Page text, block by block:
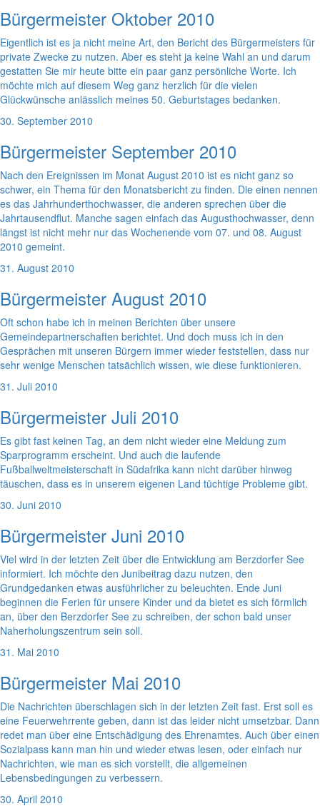
Bürgermeister Oktober 2010
Eigentlich ist es ja nicht meine Art, den Bericht des Bürgermeisters für
private Zwecke zu nutzen. Aber es steht ja keine Wahl an und darum
gestatten Sie mir heute bitte ein paar ganz persönliche Worte. Ich
möchte mich auf diesem Weg ganz herzlich für die vielen
Glückwünsche anlässlich meines 50. Geburtstages bedanken.
30. September 2010
Bürgermeister September 2010
Nach den Ereignissen im Monat August 2010 ist es nicht ganz so
schwer, ein Thema für den Monatsbericht zu finden. Die einen nennen
es das Jahrhunderthochwasser, die anderen sprechen über die
Jahrtausendflut. Manche sagen einfach das Augusthochwasser, denn
längst ist nicht mehr nur das Wochenende vom 07. und 08. August
2010 gemeint.
31. August 2010
Bürgermeister August 2010
Oft schon habe ich in meinen Berichten über unsere
Gemeindepartnerschaften berichtet. Und doch muss ich in den
Gesprächen mit unseren Bürgern immer wieder feststellen, dass nur
sehr wenige Menschen tatsächlich wissen, wie diese funktionieren.
31. Juli 2010
Bürgermeister Juli 2010
Es gibt fast keinen Tag, an dem nicht wieder eine Meldung zum
Sparprogramm erscheint. Und auch die laufende
Fußballweltmeisterschaft in Südafrika kann nicht darüber hinweg
täuschen, dass es in unserem eigenen Land tüchtige Probleme gibt.
30. Juni 2010
Bürgermeister Juni 2010
Viel wird in der letzten Zeit über die Entwicklung am Berzdorfer See
informiert. Ich möchte den Junibeitrag dazu nutzen, den
Grundgedanken etwas ausführlicher zu beleuchten. Ende Juni
beginnen die Ferien für unsere Kinder und da bietet es sich förmlich
an, über den Berzdorfer See zu schreiben, der schon bald unser
Naherholungszentrum sein soll.
31. Mai 2010
Bürgermeister Mai 2010
Die Nachrichten überschlagen sich in der letzten Zeit fast. Erst soll es
eine Feuerwehrrente geben, dann ist das leider nicht umsetzbar. Dann
redet man über eine Entschädigung des Ehrenamtes. Auch über einen
Sozialpass kann man hin und wieder etwas lesen, oder einfach nur
Nachrichten, wie man es sich vorstellt, die allgemeinen
Lebensbedingungen zu verbessern.
30. April 2010